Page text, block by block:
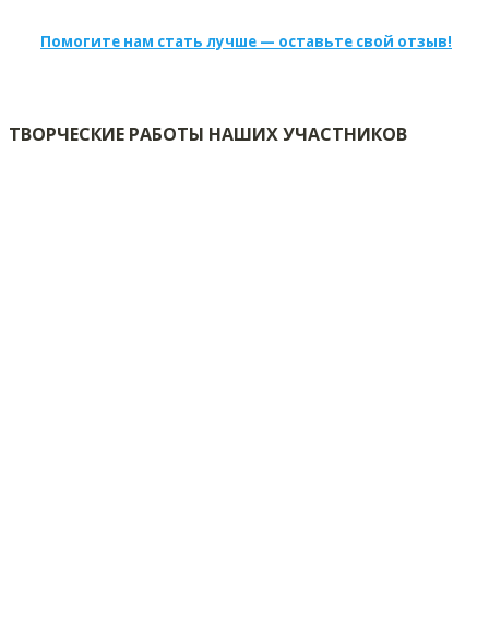
Помогите нам стать лучше — оставьте свой отзыв!
ТВОРЧЕСКИЕ РАБОТЫ НАШИХ УЧАСТНИКОВ